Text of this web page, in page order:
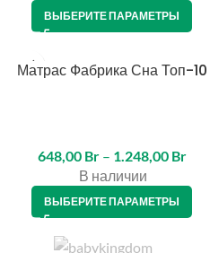
ВЫБЕРИТЕ ПАРАМЕТРЫ
Матрас Фабрика Сна Топ-10
648,00 Br – 1.248,00 Br
В наличии
ВЫБЕРИТЕ ПАРАМЕТРЫ